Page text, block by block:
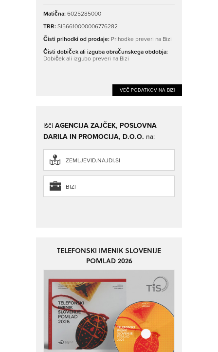
Matična:6025285000
TRR:SI56610000006776282
Čisti prihodki od prodaje: Prihodke preveri na Bizi
Čisti dobiček ali izguba obračunskega obdobja:
Dobiček ali izgubo preveri na Bizi
VEČ PODATKOV NA BIZI
IščiAGENCIJA ZAJČEK, POSLOVNA
DARILA IN PROMOCIJA, D.O.O. na:
ZEMLJEVID.NAJDI.SI
BIZI
TELEFONSKI IMENIK SLOVENIJE
POMLAD 2026